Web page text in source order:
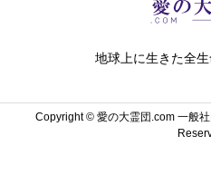
地球上に生きた全
Copyright ©愛の大霊団.com 一般